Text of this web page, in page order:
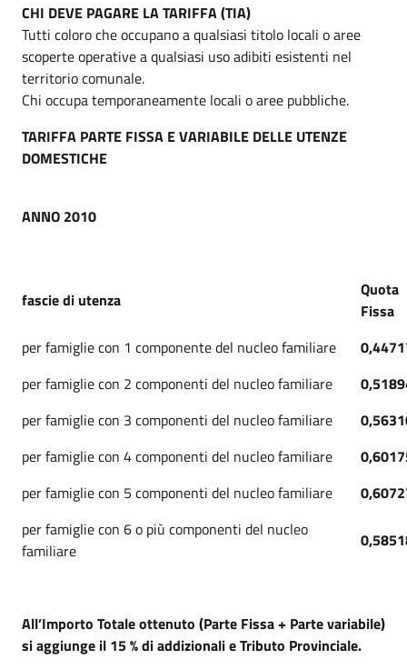
CHI DEVE PAGARE LA TARIFFA (TIA)
Tutti coloro che occupano a qualsiasi titolo locali o aree
scoperte operative a qualsiasi uso adibiti esistenti nel
territorio comunale.
Chi occupa temporaneamente locali o aree pubbliche.
TARIFFA PARTE FISSA E VARIABILE DELLE UTENZE
DOMESTICHE
ANNO 2010
fascie di utenza
Quota
Fissa
per famiglie con 1 componente del nucleo familiare
per famiglie con 2 componenti del nucleo familiare
per famiglie con 3 componenti del nucleo familiare
per famiglie con 4 componenti del nucleo familiare
per famiglie con 5 componenti del nucleo familiare
per famiglie con 6 o più componenti del nucleo
familiare
All’Importo Totale ottenuto (Parte Fissa + Parte variabile)
si aggiunge il 15 % di addizionali e Tributo Provinciale.